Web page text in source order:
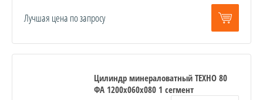
Лучшая цена по запросу
Цилиндр минераловатный ТЕХНО 80
ФА 1200x060x080 1 сегмент